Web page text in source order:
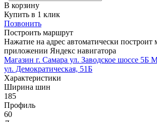
В корзину
Купить в 1 клик
Позвонить
Построить маршрут
Нажатие на адрес автоматически построит
приложении Яндекс навигатора
Магазин г. Самара ул. Заводское шоссе 5Б
ул. Демократическая, 51Б
Характеристики
Ширина шин
185
Профиль
60